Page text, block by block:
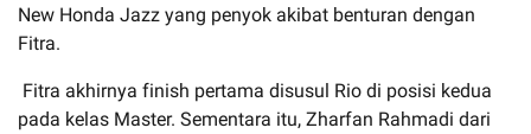
New Honda Jazz yang penyok akibat benturan dengan
Fitra.
Fitra akhirnya finish pertama disusul Rio di posisi kedua
pada kelas Master. Sementara itu, Zharfan Rahmadi dari